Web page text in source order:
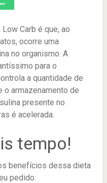
Carb é que, ao
ocorre uma
no organismo. A
para o
a quantidade de
o armazenamento de
presente no
é acelerada.
tempo!
benefícios dessa dieta
pedido: